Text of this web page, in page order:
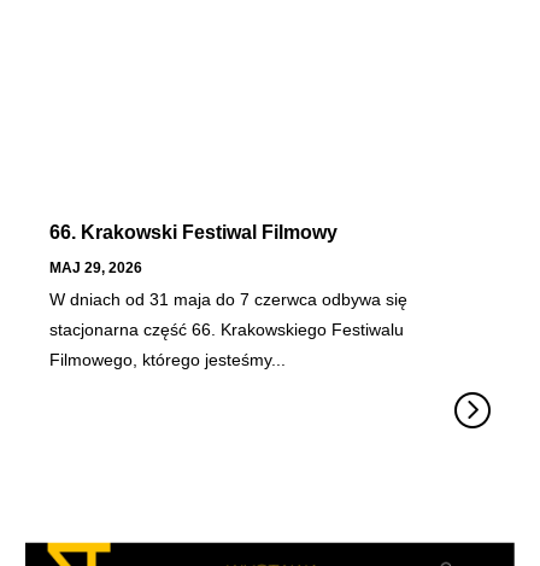
66. Krakowski Festiwal Filmowy
MAJ 29, 2026
W dniach od 31 maja do 7 czerwca odbywa się
stacjonarna część 66. Krakowskiego Festiwalu
Filmowego, którego jesteśmy...